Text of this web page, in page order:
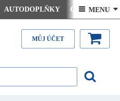
AUTODOPLŇKY Ceny doručení
Články - návody Kontakt
 MENU 
MŮJ ÚČET